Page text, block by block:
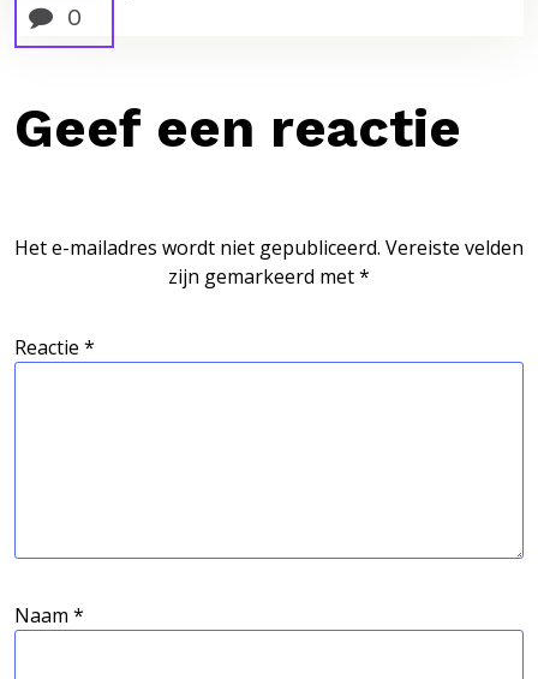
0
Geef een reactie
Het e-mailadres wordt niet gepubliceerd. Vereiste velden
zijn gemarkeerd met*
Reactie *
Naam *